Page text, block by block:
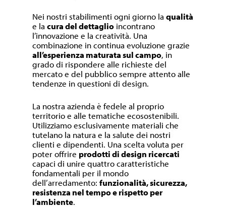
Nei nostri stabilimenti ogni giorno laqualità
e lacura del dettaglio incontrano
l’innovazione e la creatività. Una
combinazione in continua evoluzione grazie
all’esperienza maturata sul campo, in
grado di rispondere alle richieste del
mercato e del pubblico sempre attento alle
tendenze in questioni di design.
La nostra azienda è fedele al proprio
territorio e alle tematiche ecosostenibili.
Utilizziamo esclusivamente materiali che
tutelano la natura e la salute dei nostri
clienti e dipendenti. Una scelta voluta per
poter offrire prodotti di design ricercati
capaci di unire quattro caratteristiche
fondamentali per il mondo
dell’arredamento:funzionalità, sicurezza,
resistenza nel tempo e rispetto per
l’ambiente.